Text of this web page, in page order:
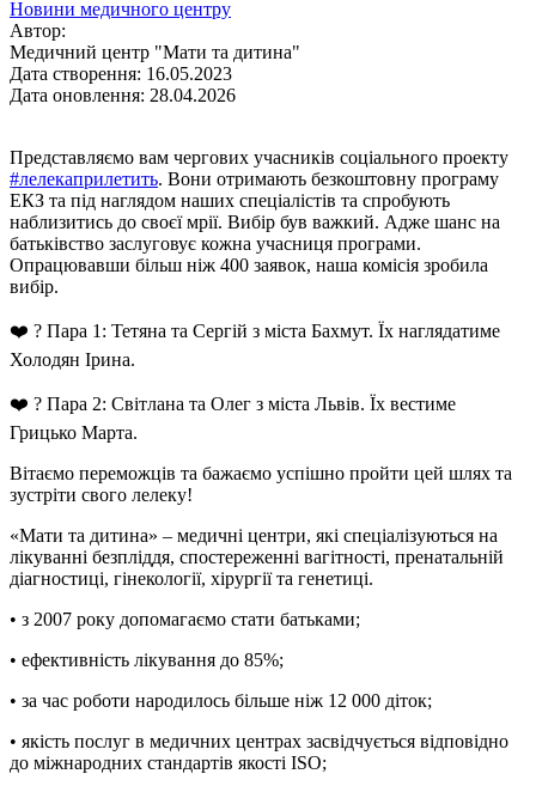
Новини медичного центру
Автор:
Медичний центр "Мати та дитина"
Дата створення: 16.05.2023
Дата оновлення: 28.04.2026
Представляємо вам чергових учасників соціального проекту
#лелекаприлетить. Вони отримають безкоштовну програму
ЕКЗ та під наглядом наших спеціалістів та спробують
наблизитись до своєї мрії. Вибір був важкий. Адже шанс на
батьківство заслуговує кожна учасниця програми.
Опрацювавши більш ніж 400 заявок, наша комісія зробила
вибір.
❤️ ? Пара 1: Тетяна та Сергій з міста Бахмут. Їх наглядатиме
Холодян Ірина.
❤️ ? Пара 2: Світлана та Олег з міста Львів. Їх вестиме
Грицько Марта.
Вітаємо переможців та бажаємо успішно пройти цей шлях та
зустріти свого лелеку!
«Мати та дитина» – медичні центри, які спеціалізуються на
лікуванні безпліддя, спостереженні вагітності, пренатальній
діагностиці, гінекології, хірургії та генетиці.
• з 2007 року допомагаємо стати батьками;
• ефективність лікування до 85%;
• за час роботи народилось більше ніж 12 000 діток;
• якість послуг в медичних центрах засвідчується відповідно
до міжнародних стандартів якості ISO;